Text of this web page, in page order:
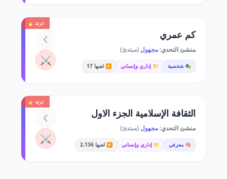
ترند 🔥
كم عمري
منشئ التحدي:مجهول (مبتدئ)
🎭 شخصية 📁 إداري وإنساني ▶️ لعبها 17 ⚔️
ترند 🔥
الثقافة الإسلامية الجزء الاول
منشئ التحدي:مجهول (مبتدئ)
🧠 معرفي 📁 إداري وإنساني ▶️ لعبها 2,136 ⚔️